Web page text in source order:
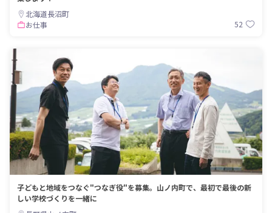
北海道長沼町
お仕事
52
子どもと地域をつなぐ"つなぎ役"を募集。山ノ内町で、最初で最後の新
しい学校づくりを一緒に